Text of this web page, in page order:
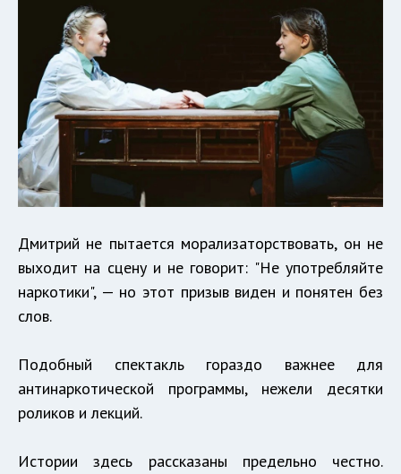
Дмитрий не пытается морализаторствовать, он не
выходит на сцену и не говорит: "Не употребляйте
наркотики", — но этот призыв виден и понятен без
слов.
Подобный спектакль гораздо важнее для
антинаркотической программы, нежели десятки
роликов и лекций.
Истории здесь рассказаны предельно честно.